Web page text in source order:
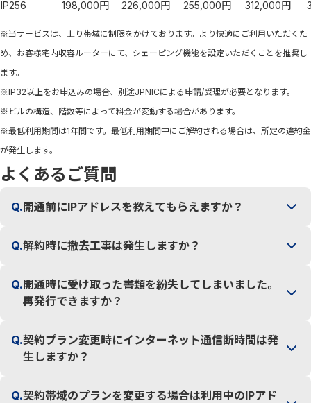
IP256 198,000円 226,000円 255,000円 312,000円
※当サービスは、上り帯域に制限をかけております。より快適にご利用いただくた
め、お客様宅内収容ルーターにて、シェーピング機能を設定いただくことを推奨し
ます。
※IP32以上をお申込みの場合、別途JPNICによる申請/受理が必要となります。
※ビルの構造、階数等によって料金が変動する場合があります。
※最低利用期間は1年間です。最低利用期間中にご解約される場合は、所定の違約金
が発生します。
よくあるご質問
Q. 開通前にIPアドレスを教えてもらえますか？
Q.解約時に撤去工事は発生しますか？
Q. 開通時に受け取った書類を紛失してしまいました。
再発行できますか？
Q.契約プラン変更時にインターネット通信断時間は発
生しますか？
Q.契約帯域のプランを変更する場合は利用中のIPアド